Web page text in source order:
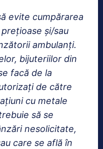
evite cumpărarea
şi/sau
ambulanţi.
bijuteriilor din
facă de la
de către
cu metale
să se
nesolicitate,
care se află în